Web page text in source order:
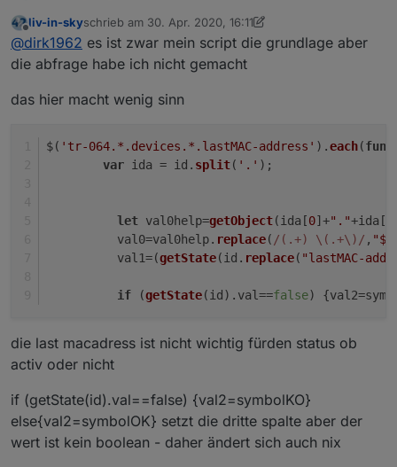
Script für den tr-064.
Hast Du noch irgendwas verändert oder ist es noch
exakt so wie in Deinem Post vom 30.01.2020?
Du hast als Pfad folgendes eingetragen
Spoiler
Wenn ich das so übernehme ändert sich der Status
nie.
Muss nicht abgefragt werden, ob device "active" true
Offline
liv-in-skyschrieb am 30. Apr. 2020, 16:11
zuletzt editiert von liv-in-sky
@dirk1962 es ist zwar mein script die grundlage aber
die abfrage habe ich nicht gemacht
das hier macht wenig sinn
$( 'tr-064.*.devices.*.lastMAC-address' ).each(
var ida = id. split( '.' );
let val0help=getObject(ida[0]+"."+ida[
          val0=val0help.
replace( /(.+) \(.+\)/ ,
          val1=(
getState(id. replace( "lastMAC-
if (getState(id). val==false)
die last macadress ist nicht wichtig fürden status ob
activ oder nicht
if (getState(id).val==false) {val2=symbolKO}
else{val2=symbolOK} setzt die dritte spalte aber der
wert ist kein boolean - daher ändert sich auch nix